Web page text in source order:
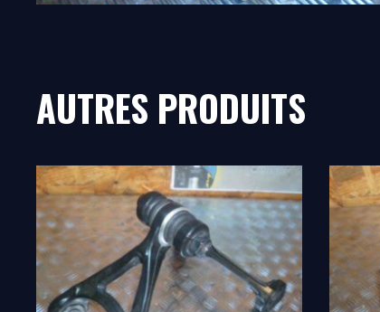
AUTRES PRODUITS